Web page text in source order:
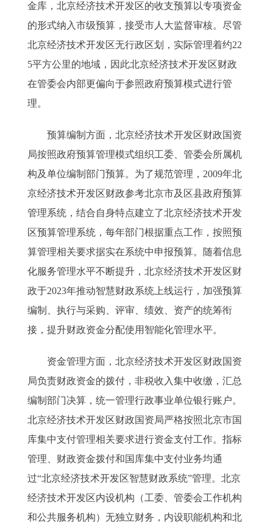
金库，北京经济技术开发区的收支预算以专项资金
的形式纳入市级预算，接受市人大监督审核。尽管
北京经济技术开发区无行政区划，实际管理着约22
5平方公里的地域，因此北京经济技术开发区财政
在管委会内部更偏向于参照政府预算模式进行管
理。
预算编制方面，北京经济技术开发区财政国资
局按照政府预算管理模式组织工委、管委会所属机
构及单位编制部门预算。为了规范管理，2009年北
京经济技术开发区财政参考北京市及区县政府预算
管理系统，结合自身特点建立了北京经济技术开发
区预算管理系统，每年部门根据重点工作，按照预
算管理相关要求据实在系统中申报预算。随着信息
化服务管理水平不断提升，北京经济技术开发区财
政于2023年推动智慧财政系统上线运行，加强预算
编制、执行与采购、评审、绩效、资产的统筹衔
接，提升财政资金分配使用智能化管理水平。
资金管理方面，北京经济技术开发区财政国资
局负责财政资金的拨付，非税收入集中收缴，汇总
编制部门决算，统一管理行政事业单位银行账户。
北京经济技术开发区财政国资局严格按照北京市国
库集中支付管理相关要求进行资金支付工作。指标
管理、财政资金拨付和国库集中支付业务均通
过“北京经济技术开发区智慧财政系统”管理。北京
经济技术开发区内设机构（工委、管委会工作机构
和公共服务机构）无独立财务，内设职能机构和北